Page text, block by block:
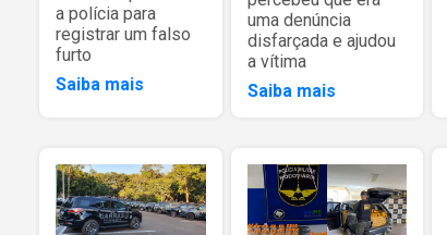
a polícia para
registrar um falso
furto
Saiba mais
uma denúncia
disfarçada e ajudou
a vítima
Saiba mais